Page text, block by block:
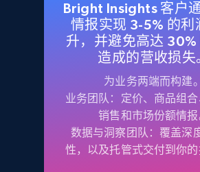
Bright Insights 客户
情报实现 3-5% 的利
升，并避免高达 30%
造成的营收损失
为业务两端而构建。
业务团队： 定价、商品组合
销售和市场份额情报
数据与洞察团队：覆盖深
性，以及托管式交付到你的